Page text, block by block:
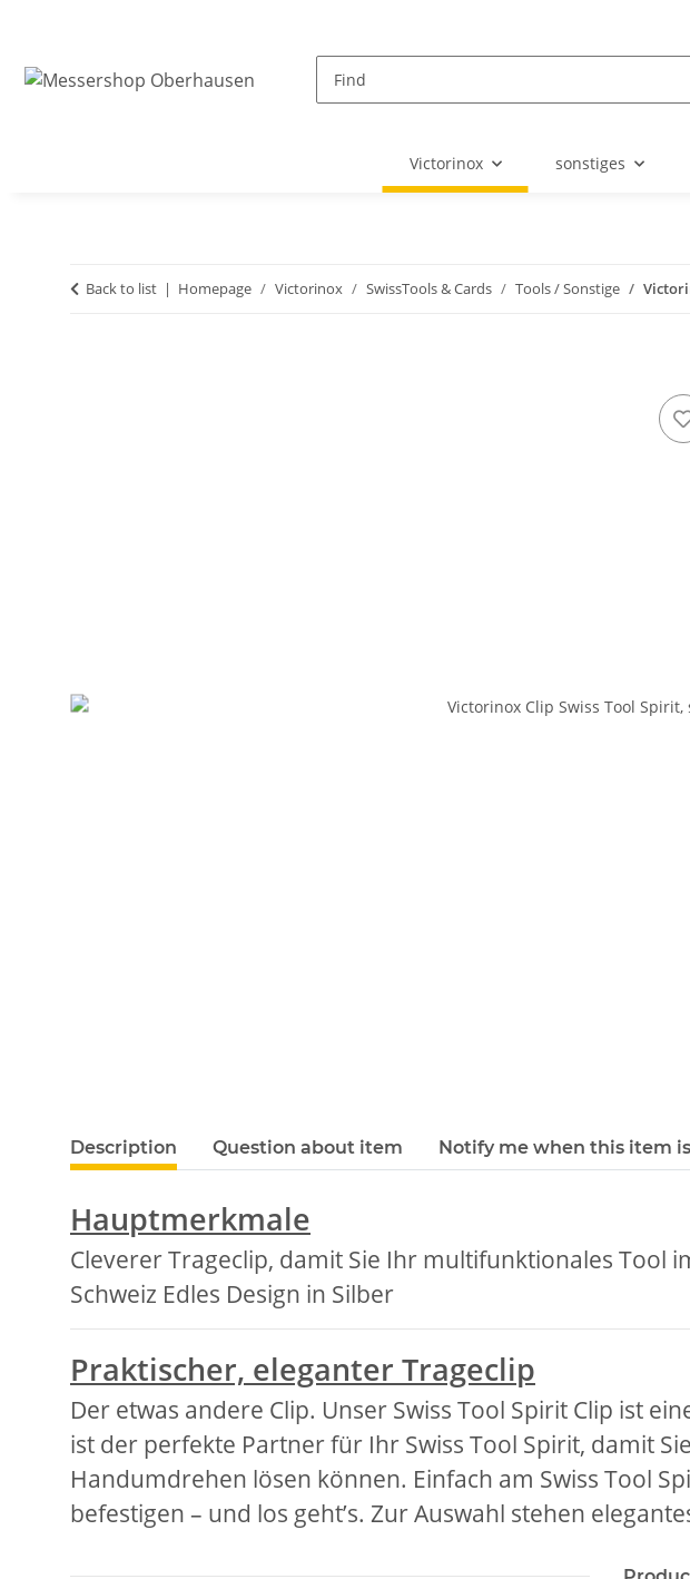
Victorinox sonstiges
Back to list Homepage Victorinox SwissTools & Cards Tools / Sonstige
show more tabs
Description Question about item Notify me when this item
Hauptmerkmale
Cleverer Trageclip, damit Sie Ihr multifunktionales Tool
Schweiz Edles Design in Silber
Praktischer, eleganter Trageclip
Der etwas andere Clip. Unser Swiss Tool Spirit Clip ist
ist der perfekte Partner für Ihr Swiss Tool Spirit, damit
Handumdrehen lösen können. Einfach am Swiss Tool
befestigen – und los geht’s. Zur Auswahl stehen